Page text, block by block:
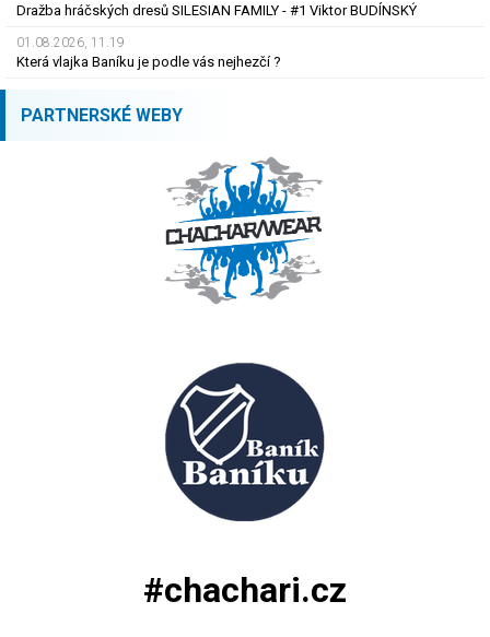
Dražba hráčských dresů SILESIAN FAMILY - #1 Viktor BUDÍNSKÝ
01.08.2026, 11.19
Která vlajka Baníku je podle vás nejhezčí ?
PARTNERSKÉ WEBY
#chachari.cz